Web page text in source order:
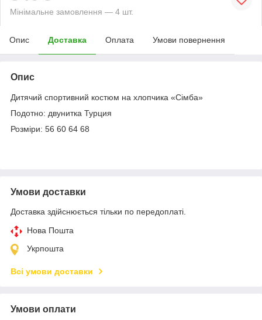
Мінімальне замовлення — 4 шт.
Опис Доставка Оплата Умови повернення
Опис
Дитячий спортивний костюм на хлопчика «Сімба»
Подотно: двунитка Турция
Розміри: 56 60 64 68
Умови доставки
Доставка здійснюється тільки по передоплаті.
Нова Пошта
Укрпошта
Всі умови доставки
Умови оплати